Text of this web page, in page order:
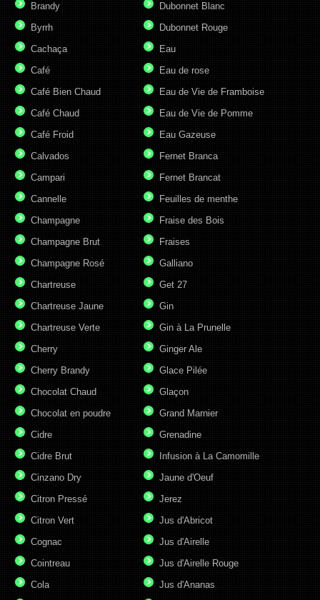
Brandy
Byrrh
Cachaça
Café
Café Bien Chaud
Café Chaud
Café Froid
Calvados
Campari
Cannelle
Champagne
Champagne Brut
Champagne Rosé
Chartreuse
Chartreuse Jaune
Chartreuse Verte
Cherry
Cherry Brandy
Chocolat Chaud
Chocolat en poudre
Cidre
Cidre Brut
Cinzano Dry
Citron Pressé
Citron Vert
Cognac
Cointreau
Cola
Dubonnet Blanc
Dubonnet Rouge
Eau
Eau de rose
Eau de Vie de Framboise
Eau de Vie de Pomme
Eau Gazeuse
Fernet Branca
Fernet Brancat
Feuilles de menthe
Fraise des Bois
Fraises
Galliano
Get 27
Gin
Gin à La Prunelle
Ginger Ale
Glace Pilée
Glaçon
Grand Marnier
Grenadine
Infusion à La Camomille
Jaune d'Oeuf
Jerez
Jus d'Abricot
Jus d'Airelle
Jus d'Airelle Rouge
Jus d'Ananas